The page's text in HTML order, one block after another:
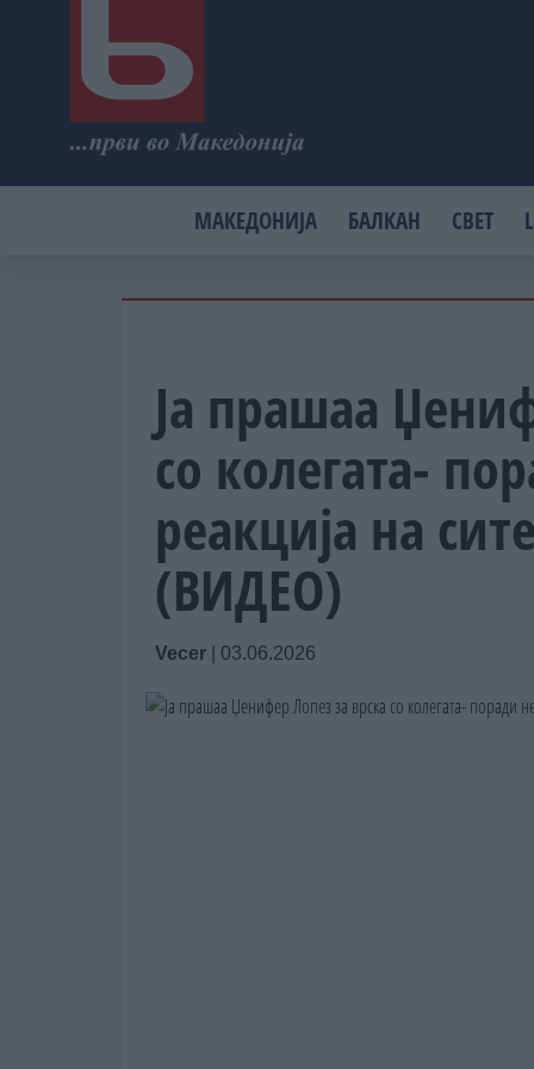
МАКЕДОНИЈА БАЛКАН СВЕТ
Ја прашаа
со колегата-
реакција на
(ВИДЕО)
Vecer 03.06.2026